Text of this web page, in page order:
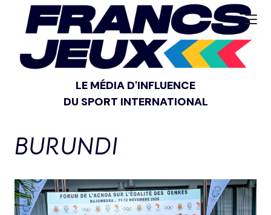
LE MÉDIA D'INFLUENCE
DU SPORT INTERNATIONAL
BURUNDI